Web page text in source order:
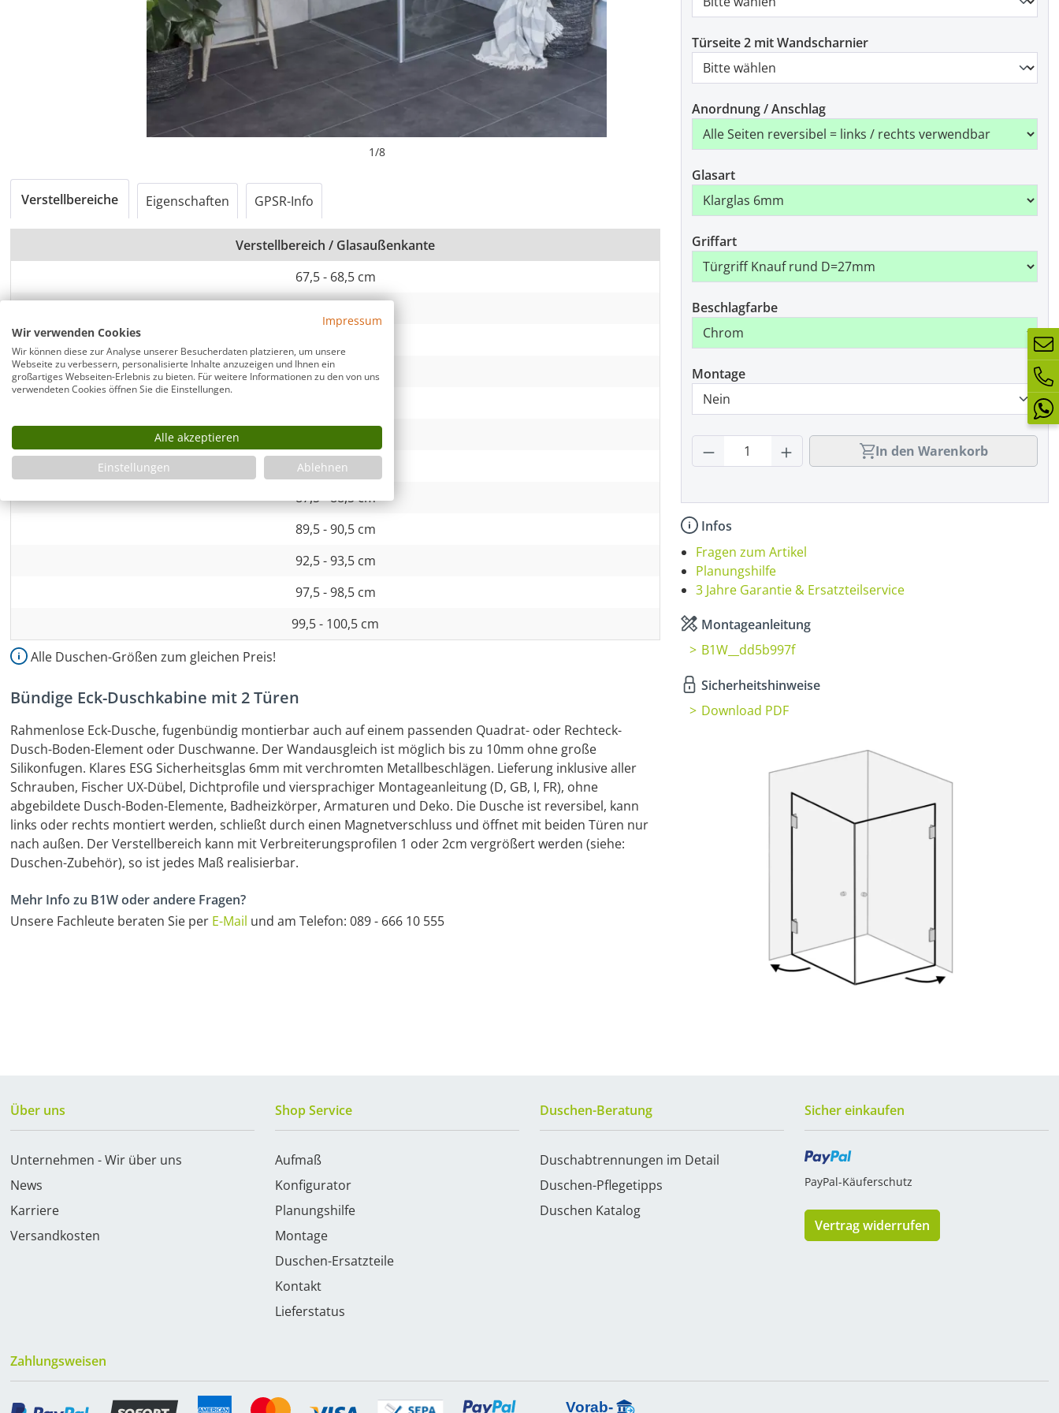
1/8
Türseite 2 mit Wandscharnier
Anordnung / Anschlag
Glasart
Griffart
Beschlagfarbe
Montage
Produkt Anzahl: Gib den gewünschten
In den Warenkorb
Infos
Fragen zum Artikel
Planungshilfe
3 Jahre Garantie & Ersatzteilservice
Montageanleitung
B1W__dd5b997f
Sicherheitshinweise
Download PDF
Verstellbereiche Eigenschaften GPSR-Info
Verstellbereich / Glasaußenkante
67,5 - 68,5 cm
74,5 - 75,5 cm
82,5 - 83,5 cm
87,5 - 88,5 cm
89,5 - 90,5 cm
92,5 - 93,5 cm
97,5 - 98,5 cm
99,5 - 100,5 cm
Alle Duschen-Größen zum gleichen Preis!
Bündige Eck-Duschkabine mit 2 Türen
Rahmenlose Eck-Dusche, fugenbündig montierbar auch auf einem passenden Quadrat- oder Rechteck-
Dusch-Boden-Element oder Duschwanne. Der Wandausgleich ist möglich bis zu 10mm ohne große
Silikonfugen. Klares ESG Sicherheitsglas 6mm mit verchromten Metallbeschlägen. Lieferung inklusive aller
Schrauben, Fischer UX-Dübel, Dichtprofile und viersprachiger Montageanleitung (D, GB, I, FR), ohne
abgebildete Dusch-Boden-Elemente, Badheizkörper, Armaturen und Deko. Die Dusche ist reversibel, kann
links oder rechts montiert werden, schließt durch einen Magnetverschluss und öffnet mit beiden Türen nur
nach außen. Der Verstellbereich kann mit Verbreiterungsprofilen 1 oder 2cm vergrößert werden (siehe:
Duschen-Zubehör), so ist jedes Maß realisierbar.
Mehr Info zu B1W oder andere Fragen?
Unsere Fachleute beraten Sie per E-Mail und am Telefon: 089 - 666 10 555
Über uns
Unternehmen - Wir über uns
News
Karriere
Versandkosten
Shop Service
Aufmaß
Konfigurator
Planungshilfe
Montage
Duschen-Ersatzteile
Kontakt
Lieferstatus
Duschen-Beratung
Duschabtrennungen im Detail
Duschen-Pflegetipps
Duschen Katalog
Sicher einkaufen
PayPal-Käuferschutz
Vertrag widerrufen
Zahlungsweisen
Impressum
Wir verwenden Cookies
Wir können diese zur Analyse unserer Besucherdaten platzieren, um unsere
Webseite zu verbessern, personalisierte Inhalte anzuzeigen und Ihnen ein
großartiges Webseiten-Erlebnis zu bieten. Für weitere Informationen zu den von uns
verwendeten Cookies öffnen Sie die Einstellungen.
Alle akzeptieren
Einstellungen
Ablehnen